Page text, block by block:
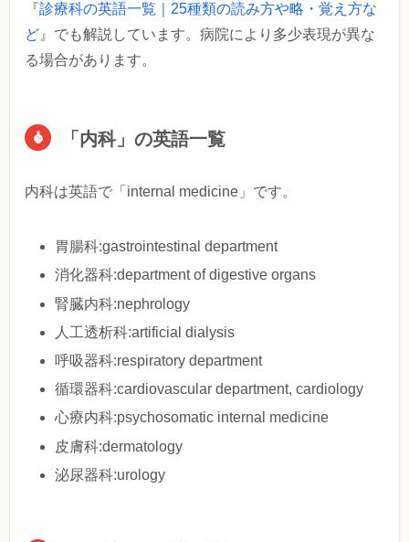
『診療科の英語一覧｜25種類の読み方や略・覚え方な
ど 』でも解説しています。病院により多少表現が異な
る場合があります。
「内科」の英語一覧
内科は英語で「internal medicine」です。
胃腸科:gastrointestinal department
消化器科:department of digestive organs
腎臓内科:nephrology
人工透析科:artificial dialysis
呼吸器科:respiratory department
循環器科:cardiovascular department, cardiology
心療内科:psychosomatic internal medicine
皮膚科:dermatology
泌尿器科:urology